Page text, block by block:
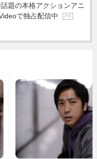
題の本格アクションアニ
で独占配信中
P R